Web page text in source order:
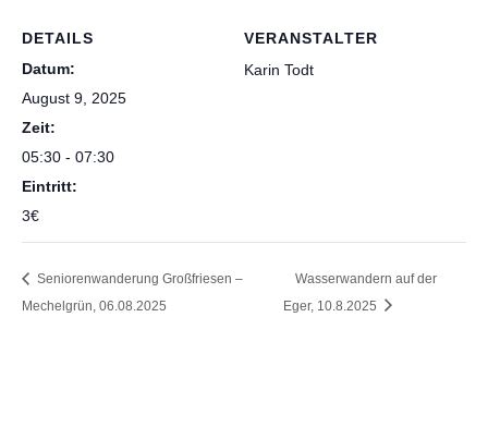
DETAILS
Datum:
August 9, 2025
Zeit:
05:30 - 07:30
Eintritt:
3€
VERANSTALTER
Karin Todt
Seniorenwanderung Großfriesen –
Mechelgrün, 06.08.2025
Wasserwandern auf der
Eger, 10.8.2025